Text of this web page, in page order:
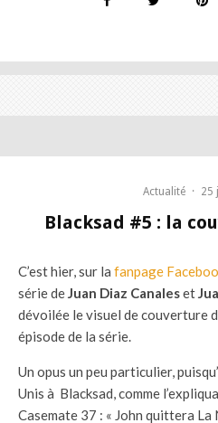
Actualité · 25
Blacksad #5 : la
C’est hier, sur la fanpage
série deJuan Diaz Canaleset
dévoilée le visuel de couverture
épisode de la série.
Un opus un peu particulier,
Unis à Blacksad, comme
Casemate 37 : « John quittera